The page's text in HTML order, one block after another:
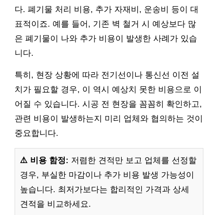
다. 폐기물 처리 비용, 추가 자재비, 운송비 등이 대
표적이죠. 예를 들어, 기존 벽 철거 시 예상보다 많
은 폐기물이 나와 추가 비용이 발생한 사례가 있습
니다.
특히, 현장 상황에 따라 전기선이나 통신선 이전 설
치가 필요할 경우, 이 역시 예상치 못한 비용으로 이
어질 수 있습니다. 시공 전 현장을 꼼꼼히 확인하고,
관련 비용이 발생하는지 미리 업체와 협의하는 것이
중요합니다.
⚠️ 비용 함정: 저렴한 견적만 보고 업체를 선정할
경우, 부실한 마감이나 추가 비용 발생 가능성이
높습니다. 최저가보다는 합리적인 가격과 상세
견적을 비교하세요.